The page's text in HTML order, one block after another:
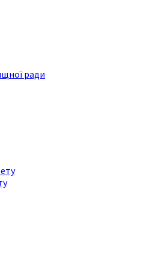
ради